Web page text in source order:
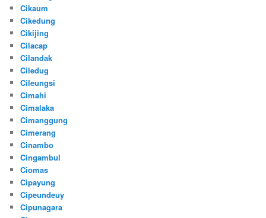
Cikaum
Cikedung
Cikijing
Cilacap
Cilandak
Ciledug
Cileungsi
Cimahi
Cimalaka
Cimanggung
Cimerang
Cinambo
Cingambul
Ciomas
Cipayung
Cipeundeuy
Cipunagara